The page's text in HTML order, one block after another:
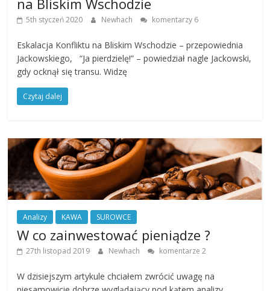
na Bliskim Wschodzie
5th styczeń 2020 Newhach komentarzy 6
Eskalacja Konfliktu na Bliskim Wschodzie – przepowiednia
Jackowskiego, “Ja pierdzielę!” – powiedział nagle Jackowski,
gdy ocknął się transu. Widzę
Czytaj dalej
Analizy KAWA SUROWCE
W co zainwestować pieniądze ?
27th listopad 2019 Newhach komentarze 2
W dzisiejszym artykule chciałem zwrócić uwagę na